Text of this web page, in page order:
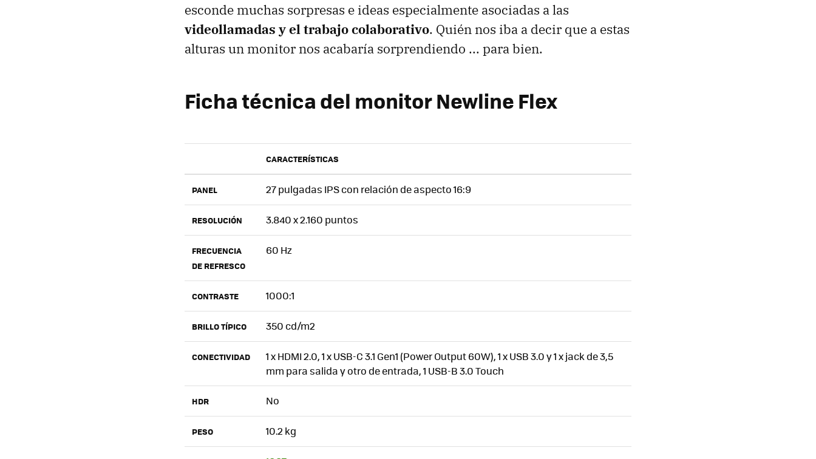
esconde muchas sorpresas e ideas especialmente asociadas a las
videollamadas y el trabajo colaborativo. Quién nos iba a decir que a estas
alturas un monitor nos acabaría sorprendiendo ... para bien.
Ficha técnica del monitor Newline Flex
CARACTERÍSTICAS
PANEL 27 pulgadas IPS con relación de aspecto 16:9
RESOLUCIÓN 3.840 x 2.160 puntos
FRECUENCIA
DE REFRESCO
60 Hz
CONTRASTE 1000:1
BRILLO TÍPICO 350 cd/m2
CONECTIVIDAD
1 x HDMI 2.0, 1 x USB-C 3.1 Gen1 (Power Output 60W), 1 x USB 3.0 y 1 x jack de 3,5
mm para salida y otro de entrada, 1 USB-B 3.0 Touch
HDR No
PESO 10.2 kg